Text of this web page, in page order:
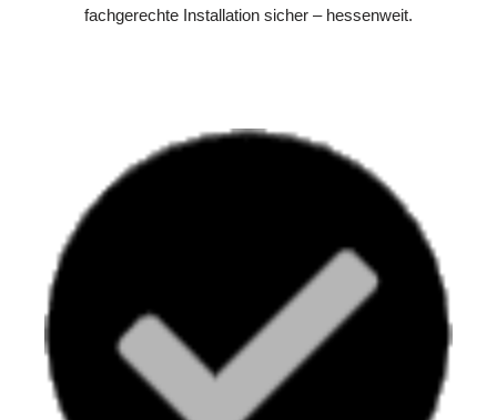
fachgerechte Installation sicher – hessenweit.